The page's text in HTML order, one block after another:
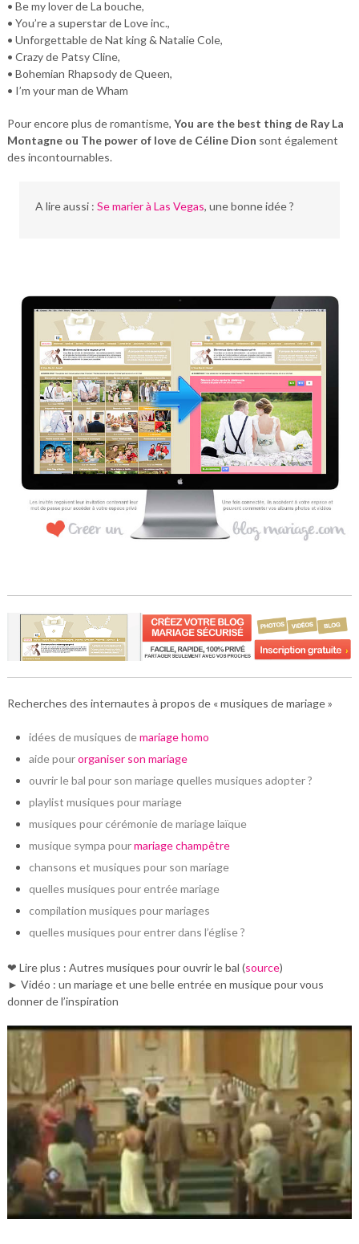
• Be my lover de La bouche,
• You’re a superstar de Love inc.,
• Unforgettable de Nat king & Natalie Cole,
• Crazy de Patsy Cline,
• Bohemian Rhapsody de Queen,
• I’m your man de Wham
Pour encore plus de romantisme, You are the best thing de Ray La
Montagne ou The power of love de Céline Dion sont également
des incontournables.
A lire aussi : Se marier à Las Vegas, une bonne idée ?
Recherches des internautes à propos de « musiques de mariage »
idées de musiques demariage homo
aide pourorganiser son mariage
ouvrir le bal pour son mariage quelles musiques adopter ?
playlist musiques pour mariage
musiques pour cérémonie de mariage laïque
musique sympa pourmariage champêtre
chansons et musiques pour son mariage
quelles musiques pour entrée mariage
compilation musiques pour mariages
quelles musiques pour entrer dans l’église ?
❤ Lire plus : Autres musiques pour ouvrir le bal (source)
► Vidéo : un mariage et une belle entrée en musique pour vous
donner de l’inspiration